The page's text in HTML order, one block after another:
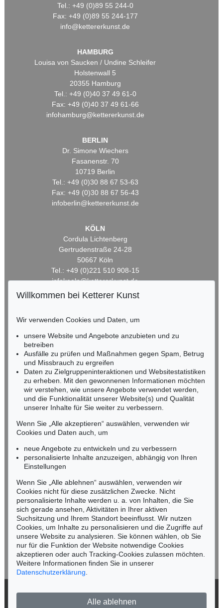
Tel.: +49 (0)89 55 244-0
Fax: +49 (0)89 55 244-177
info@kettererkunst.de
HAMBURG
Louisa von Saucken / Undine Schleifer
Holstenwall 5
20355 Hamburg
Tel.: +49 (0)40 37 49 61-0
Fax: +49 (0)40 37 49 61-66
infohamburg@kettererkunst.de
BERLIN
Dr. Simone Wiechers
Fasanenstr. 70
10719 Berlin
Tel.: +49 (0)30 88 67 53-63
Fax: +49 (0)30 88 67 56-43
infoberlin@kettererkunst.de
KÖLN
Cordula Lichtenberg
Gertrudenstraße 24-28
50667 Köln
Tel.: +49 (0)221 510 908-15
infokoeln@kettererkunst.de
HESSEN
Miriam Heß
Tel.: +49 (0)62 21 58 80-038
Fax: +49 (0)62 21 58 80-595
infoheidelberg@kettererkunst.de
NORDDEUTSCHLAND
Nico Kassel, M.A.
Mobil: +49 (0)171 8618661
n.kassel@kettererkunst.de
Keine Auktion mehr verpassen!
Wir informieren Sie rechtzeitig.
Jetzt zum Newsletter anmelden >
Willkommen bei Ketterer Kunst
Wir verwenden Cookies und Daten, um
unsere Website und Angebote anzubieten und zu
betreiben
Ausfälle zu prüfen und Maßnahmen gegen Spam, Betrug
und Missbrauch zu ergreifen
Daten zu Zielgruppeninteraktionen und Websitestatistiken
zu erheben. Mit den gewonnenen Informationen möchten
wir verstehen, wie unsere Angebote verwendet werden,
und die Funktionalität unserer Website(s) und Qualität
unserer Inhalte für Sie weiter zu verbessern.
Wenn Sie „Alle akzeptieren“ auswählen, verwenden wir
Cookies und Daten auch, um
neue Angebote zu entwickeln und zu verbessern
personalisierte Inhalte anzuzeigen, abhängig von Ihren
Einstellungen
Wenn Sie „Alle ablehnen“ auswählen, verwenden wir
Cookies nicht für diese zusätzlichen Zwecke. Nicht
personalisierte Inhalte werden u. a. von Inhalten, die Sie
sich gerade ansehen, Aktivitäten in Ihrer aktiven
Suchsitzung und Ihrem Standort beeinflusst. Wir nutzen
Cookies, um Inhalte zu personalisieren und die Zugriffe auf
unsere Website zu analysieren. Sie können wählen, ob Sie
nur für die Funktion der Website notwendige Cookies
akzeptieren oder auch Tracking-Cookies zulassen möchten.
Weitere Informationen finden Sie in unserer
Datenschutzerklärung
Alle ablehnen